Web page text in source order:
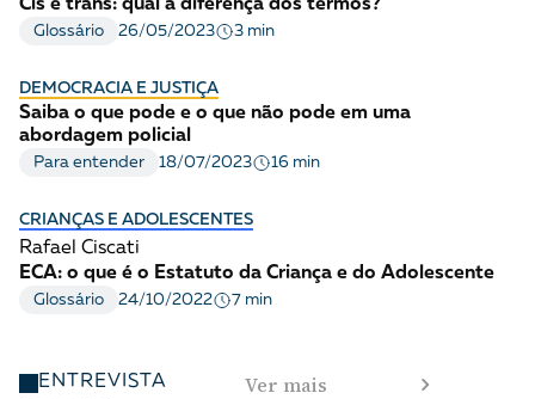
Cis e trans: qual a diferença dos termos?
Glossário 26/05/2023 3 min
DEMOCRACIA E JUSTIÇA
Saiba o que pode e o que não pode em uma
abordagem policial
Para entender 18/07/2023 16 min
CRIANÇAS E ADOLESCENTES
Rafael Ciscati
ECA: o que é o Estatuto da Criança e do Adolescente
Glossário 24/10/2022 7 min
ENTREVISTA Ver mais